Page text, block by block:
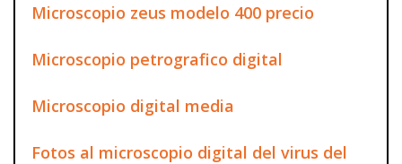
Microscopio zeus modelo 400 precio
Microscopio petrografico digital
Microscopio digital media
Fotos al microscopio digital del virus del